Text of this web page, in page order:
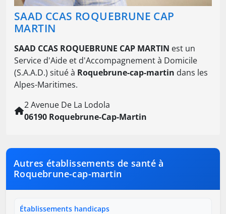
SAAD CCAS ROQUEBRUNE CAP
MARTIN
SAAD CCAS ROQUEBRUNE CAP MARTIN est un
Service d'Aide et d'Accompagnement à Domicile
(S.A.A.D.) situé à Roquebrune-cap-martin dans les
Alpes-Maritimes.
2 Avenue De La Lodola
06190 Roquebrune-Cap-Martin
Autres établissements de santé à
Roquebrune-cap-martin
Établissements handicaps